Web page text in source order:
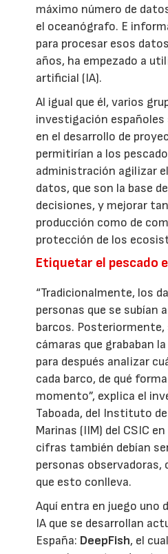
máximo número de
el oceanógrafo. E
para procesar esos
años, ha empezado a
artificial (IA).
Al igual que él, varios
investigación españoles
en el desarrollo de
permitirían a los
administración agilizar
datos, que son la base
decisiones, y mejorar
producción como de
protección de los
Etiquetar el pescado
“Tradicionalmente, los
personas que se subían
barcos.
cámaras que grababan
para después analizar
cada barco, de qué
momento”, explica el
Taboada, del Instituto
Marinas (IIM) del CSIC
cifras también debían
personas
que esto conlleva.
Aquí entra en juego uno
IA que se desarrollan
España: DeepFish, el